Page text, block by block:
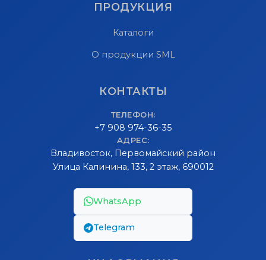
ПРОДУКЦИЯ
Каталоги
О продукции SML
КОНТАКТЫ
ТЕЛЕФОН:
+7 908 974-36-35
АДРЕС:
Владивосток, Первомайский район
Улица Калинина, 133, 2 этаж, 690012
WhatsApp
Telegram